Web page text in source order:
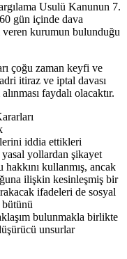
Usulü Kanunun 7.
gün içinde dava
veren kurumun bulunduğu
çoğu zaman keyfi ve
itiraz ve iptal davası
faydalı olacaktır.
iddia ettikleri
yollardan şikayet
hakkını kullanmış, ancak
ilişkin kesinleşmiş bir
ifadeleri de sosyal
bütünü
bulunmakla birlikte
unsurlar